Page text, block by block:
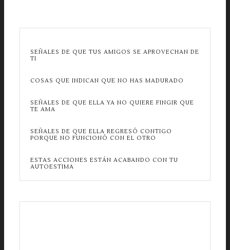
SEÑALES DE QUE TUS AMIGOS SE APROVECHAN DE
TI
COSAS QUE INDICAN QUE NO HAS MADURADO
SEÑALES DE QUE ELLA YA NO QUIERE FINGIR QUE
TE AMA
SEÑALES DE QUE ELLA REGRESÓ CONTIGO
PORQUE NO FUNCIONÓ CON EL OTRO
ESTAS ACCIONES ESTÁN ACABANDO CON TU
AUTOESTIMA